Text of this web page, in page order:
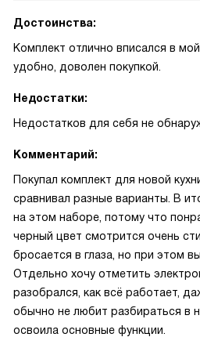
Достоинства:
Комплект отлично вписался в
удобно, доволен покупкой.
Недостатки:
Недостатков для себя не
Комментарий:
Покупал комплект для новой
сравнивал разные варианты. В
на этом наборе, потому что
черный цвет смотрится очень
бросается в глаза, но при этом
Отдельно хочу отметить
разобрался, как всё работает,
обычно не любит разбираться в
освоила основные функции.